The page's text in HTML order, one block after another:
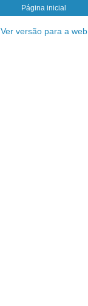
Página inicial
Ver versão para a web